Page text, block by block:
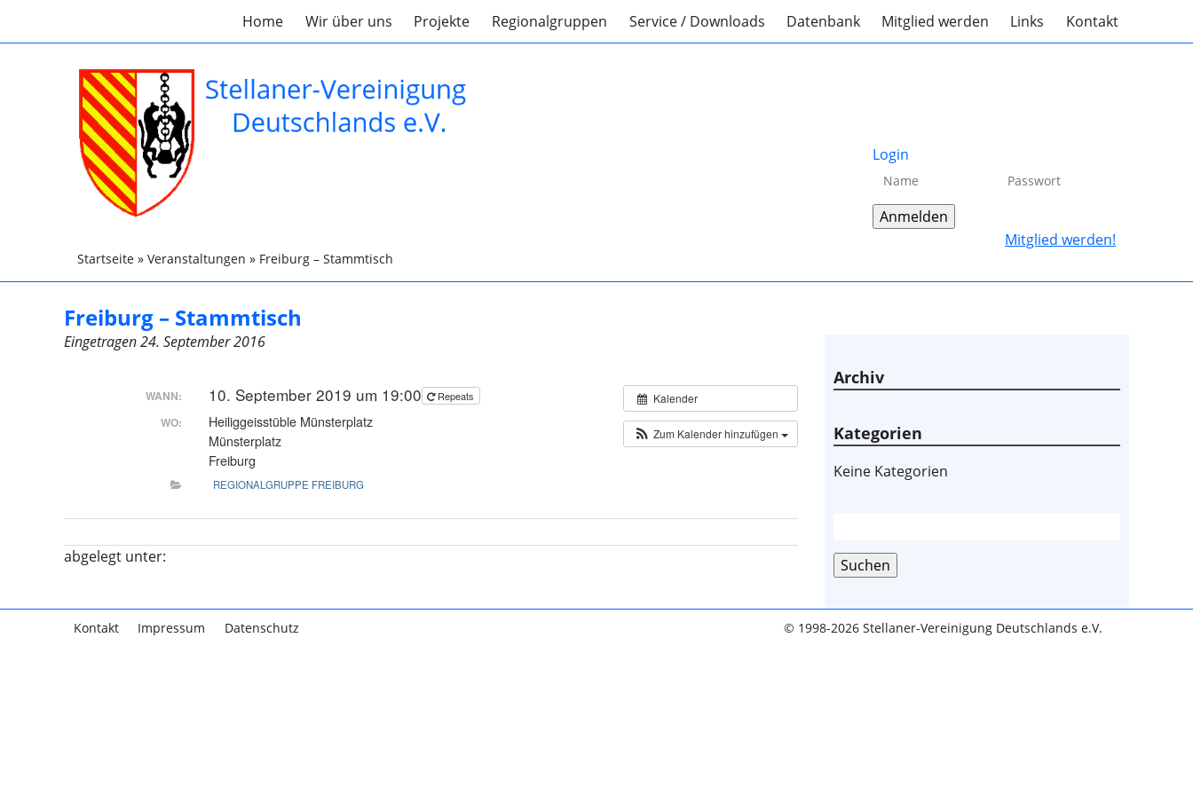
Home Wir über uns Projekte Regionalgruppen Service / Downloads Datenbank Mitglied werden Links Kontakt
Startseite » Veranstaltungen » Freiburg – Stammtisch
Login
Mitglied werden!
Freiburg – Stammtisch
Eingetragen24. September 2016
Kalender
Zum Kalender hinzufügen
WANN: 10. September 2019 um 19:00 Repeats
WO:
Heiliggeisstüble Münsterplatz
Münsterplatz
Freiburg
REGIONALGRUPPE FREIBURG
abgelegt unter:
Archiv
Kategorien
Keine Kategorien
Suchen
Kontakt Impressum Datenschutz © 1998-2026 Stellaner-Vereinigung Deutschlands e.V.